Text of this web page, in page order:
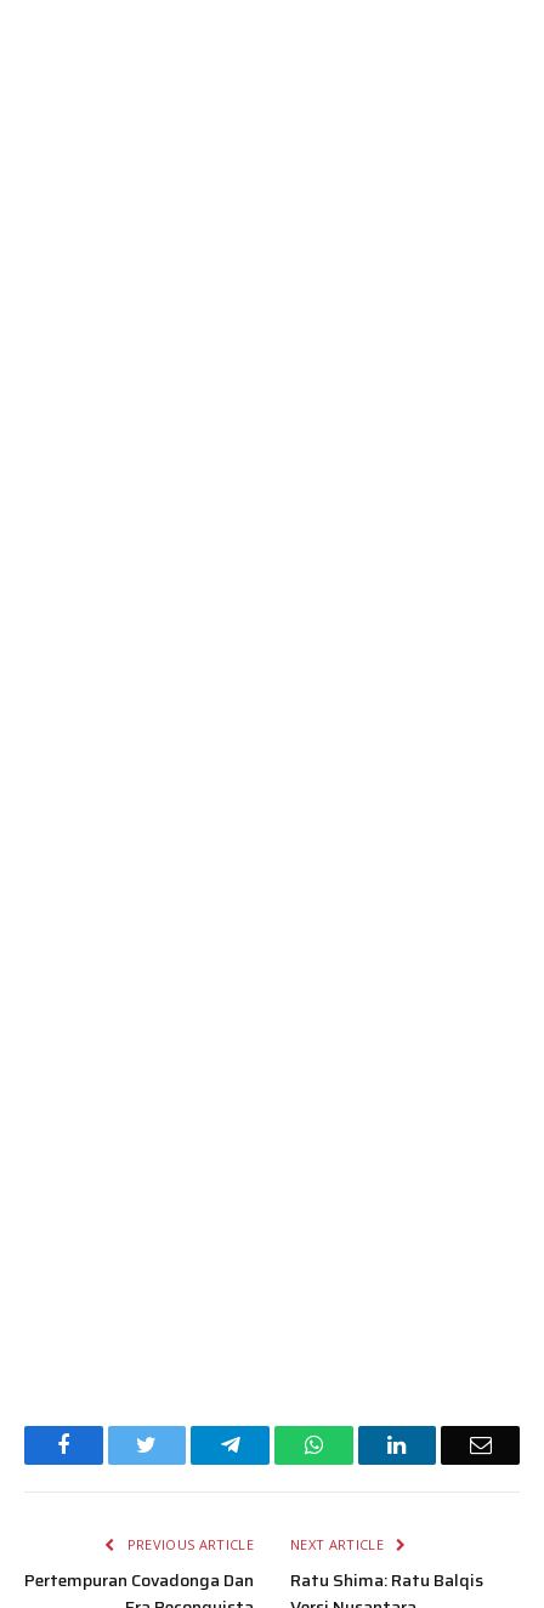
Facebook TelegramWhatsAppLinkedIn Email
PREVIOUS ARTICLE
Pertempuran Covadonga Dan
NEXT ARTICLE
Ratu Shima: Ratu Balqis